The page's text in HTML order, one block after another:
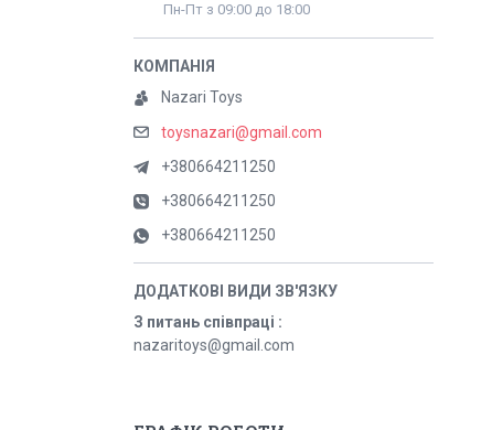
Пн-Пт з 09:00 до 18:00
Nazari Toys
toysnazari@gmail.com
+380664211250
+380664211250
+380664211250
З питань співпраці
nazaritoys@gmail.com